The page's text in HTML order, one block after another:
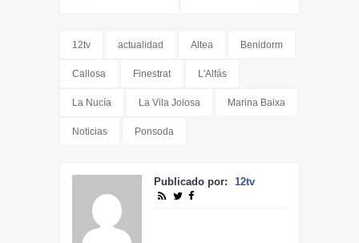
12tv actualidad Altea Benidorm
Callosa Finestrat L'Alfás
La Nucía La Vila Joiosa Marina Baixa
Noticias Ponsoda
Publicado por: 12tv